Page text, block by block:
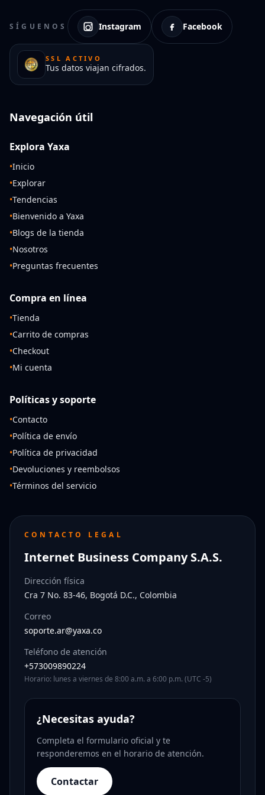
SÍGUENOS Instagram Facebook
SSL ACTIVO
Tus datos viajan cifrados.
Navegación útil
Explora Yaxa
•Inicio
•Explorar
•Tendencias
•Bienvenido a Yaxa
•Blogs de la tienda
•Nosotros
•Preguntas frecuentes
Compra en línea
•Tienda
•Carrito de compras
•Checkout
•Mi cuenta
Políticas y soporte
•Contacto
•Política de envío
•Política de privacidad
•Devoluciones y reembolsos
•Términos del servicio
CONTACTO LEGAL
Internet Business Company S.A.S.
Dirección física
Cra 7 No. 83-46, Bogotá D.C., Colombia
Correo
soporte.ar@yaxa.co
Teléfono de atención
+573009890224
Horario: lunes a viernes de 8:00 a.m. a 6:00 p.m. (UTC -5)
¿Necesitas ayuda?
Completa el formulario oficial y te
responderemos en el horario de atención.
Contactar